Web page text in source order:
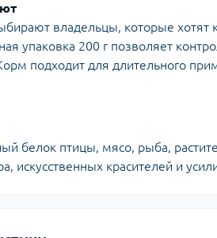
владельцы, которые хотят
упаковка 200 г позволяет
подходит для длительного
белок птицы, мясо, рыба,
искусственных красителей и